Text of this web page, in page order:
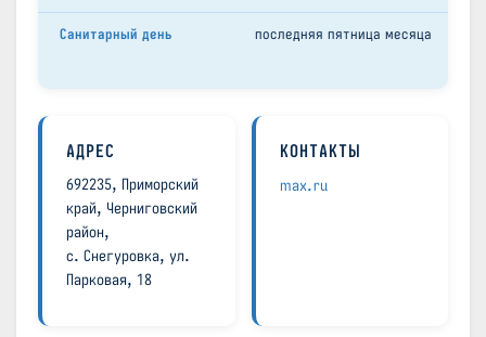
Санитарный день последняя пятница месяца
АДРЕС
692235, Приморский
край, Черниговский
район,
с. Снегуровка, ул.
Парковая, 18
КОНТАКТЫ
max.ru